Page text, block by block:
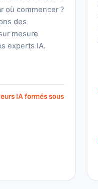
où commencer ?
des
mesure
experts IA.
IA formés sous